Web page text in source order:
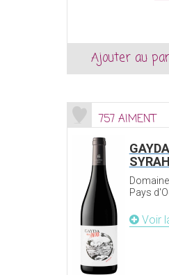
Ajouter au
757 AIMENT
Pays
Voir